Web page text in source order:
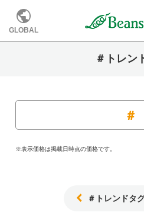
GLOBAL
＃トレン
※表示価格は掲載日時点の価格です。
＃トレンドタ